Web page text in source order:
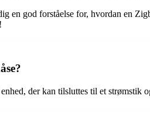
en god forståelse for, hvordan en
der kan tilsluttes til et